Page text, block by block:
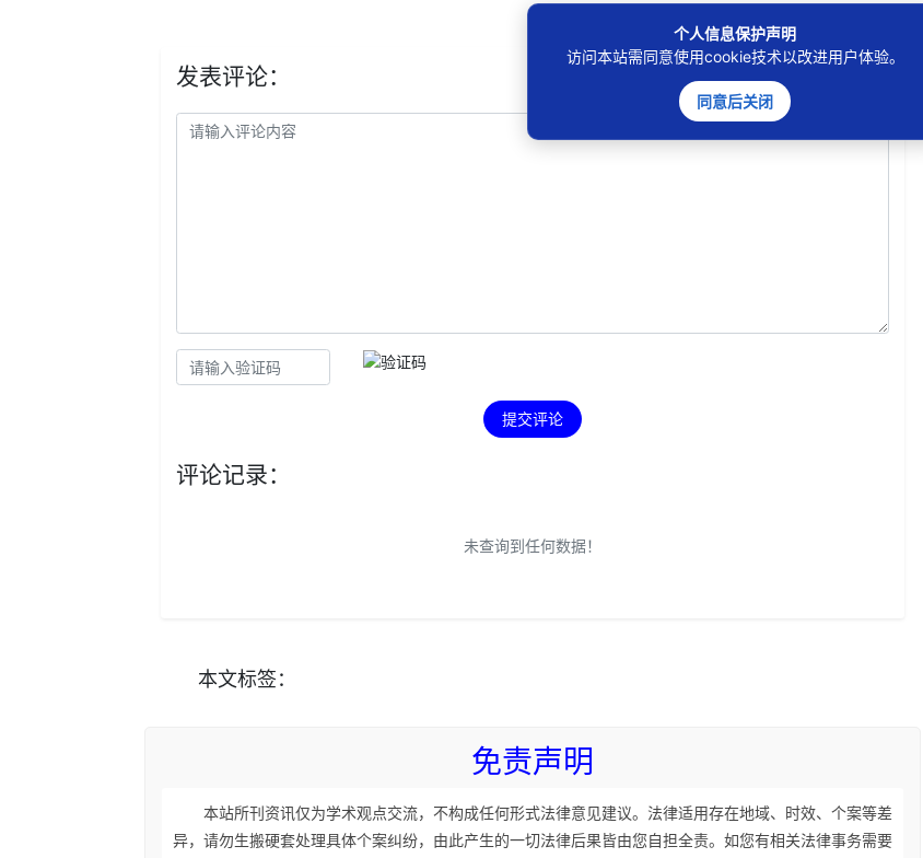
发表评论：
提交评论
评论记录：
未查询到任何数据！
本文标签：
免责声明
本站所刊资讯仅为学术观点交流，不构成任何形式法律意见建议。法律适用存在地域、时效、个案等差
异，请勿生搬硬套处理具体个案纠纷，由此产生的一切法律后果皆由您自担全责。如您有相关法律事务需要
个人信息保护声明
访问本站需同意使用cookie技术以改进用户体验。
同意后关闭